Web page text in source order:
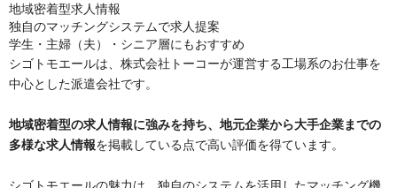
地域密着型求人情報
独自のマッチングシステムで求人提案
学生・主婦（夫）・シニア層にもおすすめ
シゴトモエールは、株式会社トーコーが運営する工場系のお仕事を
中心とした派遣会社です。
地域密着型の求人情報に強みを持ち、地元企業から大手企業までの
多様な求人情報を掲載している点で高い評価を得ています。